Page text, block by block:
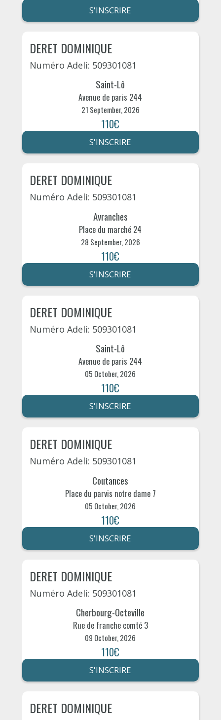
S'INSCRIRE
DERET DOMINIQUE
Numéro Adeli: 509301081
Saint-Lô
Avenue de paris 244
21 September, 2026
110€
S'INSCRIRE
DERET DOMINIQUE
Numéro Adeli: 509301081
Avranches
Place du marché 24
28 September, 2026
110€
S'INSCRIRE
DERET DOMINIQUE
Numéro Adeli: 509301081
Saint-Lô
Avenue de paris 244
05 October, 2026
110€
S'INSCRIRE
DERET DOMINIQUE
Numéro Adeli: 509301081
Coutances
Place du parvis notre dame 7
05 October, 2026
110€
S'INSCRIRE
DERET DOMINIQUE
Numéro Adeli: 509301081
Cherbourg-Octeville
Rue de franche comté 3
09 October, 2026
110€
S'INSCRIRE
DERET DOMINIQUE